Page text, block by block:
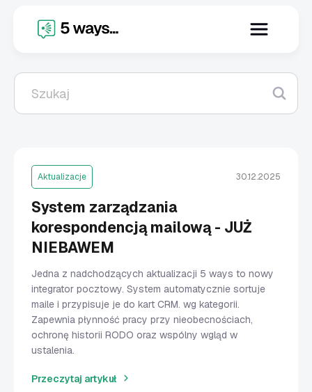
Ostatnio dodane
Aktualizacje 30.12.2025
System zarządzania
korespondencją mailową - JUŻ
NIEBAWEM
Jedna z nadchodzących aktualizacji 5 ways to nowy
integrator pocztowy. System automatycznie sortuje
maile i przypisuje je do kart CRM. wg kategorii.
Zapewnia płynność pracy przy nieobecnościach,
ochronę historii RODO oraz wspólny wgląd w
ustalenia.
Przeczytaj artykuł